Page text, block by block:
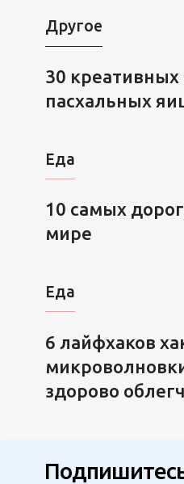
Другое
30
пасхальных
Еда
10 самых
мире
Еда
6 лайфхаков
здорово